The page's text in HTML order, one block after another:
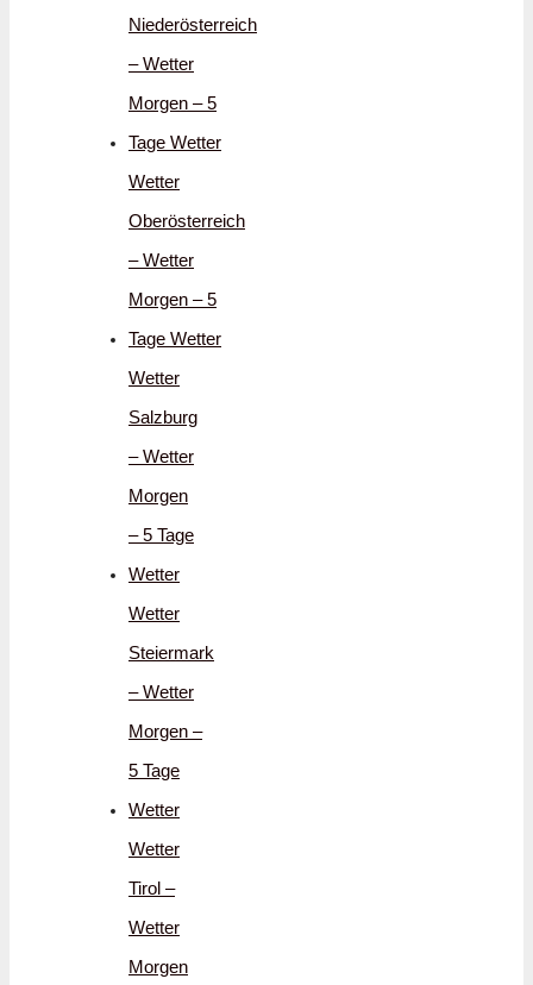
Niederösterreich
– Wetter
Morgen – 5
Tage Wetter
Wetter
Oberösterreich
– Wetter
Morgen – 5
Tage Wetter
Wetter
Salzburg
– Wetter
Morgen
– 5 Tage
Wetter
Wetter
Steiermark
– Wetter
Morgen –
5 Tage
Wetter
Wetter
Tirol –
Wetter
Morgen